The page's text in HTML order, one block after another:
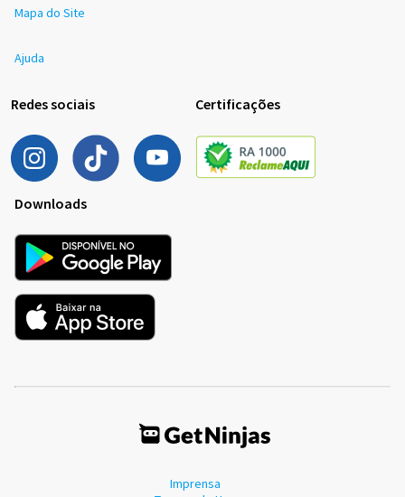
Mapa do Site
Ajuda
Redes sociais Certificações
Downloads
Imprensa